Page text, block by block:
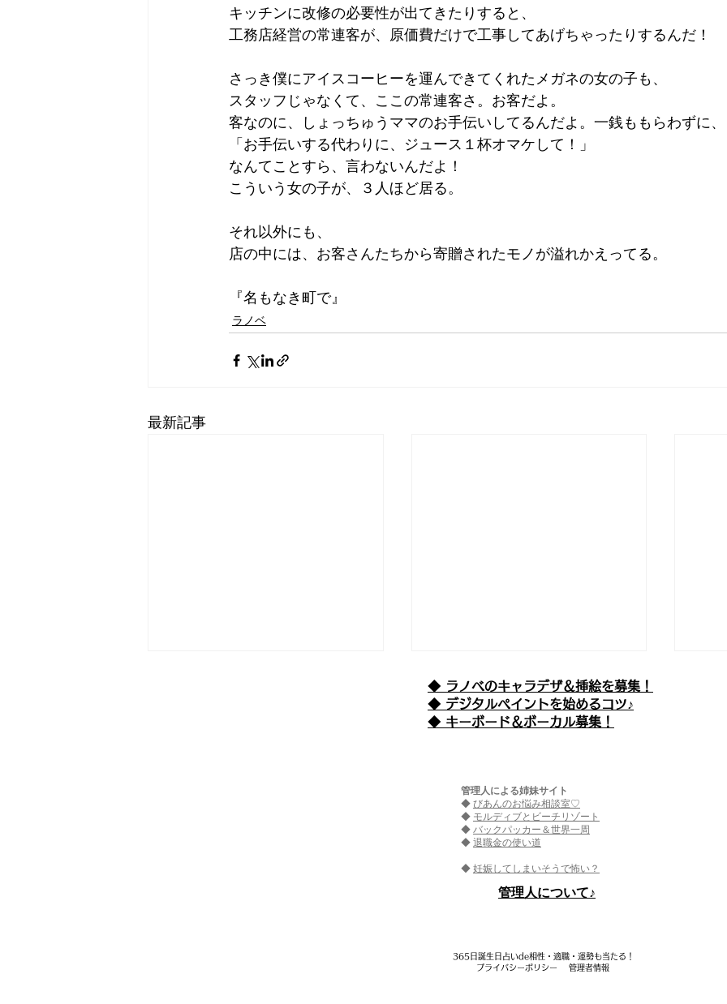
キッチンに改修の必要性が出てきたりすると、
工務店経営の常連客が、原価費だけで工事してあげちゃったりするんだ！
さっき僕にアイスコーヒーを運んできてくれたメガネの女の子も、
スタッフじゃなくて、ここの常連客さ。お客だよ。
客なのに、しょっちゅうママのお手伝いしてるんだよ。一銭ももらわずに
「お手伝いする代わりに、ジュース１杯オマケして！」
なんてことすら、言わないんだよ！
こういう女の子が、３人ほど居る。
それ以外にも、
店の中には、お客さんたちから寄贈されたモノが溢れかえってる。
『名もなき町で』
ラノベ
最新記事
えぴそーど９９ 『魔王が女
の子ってマジなの!?(仮) -も
の言わぬ革命者-』
◆ ラノベのキャラデザ＆挿絵を募集！
​◆ デジタルペイントを始めるコツ♪
◆ キーボード＆ボーカル募集！
管理人による姉妹サイト
◆ びあんのお悩み相談室♡
◆ モルディブとビーチリゾート
◆ バックパッカー＆世界一周
◆ 退職金の使い道
◆ 妊娠してしまいそうで怖い？
​管理人について♪
365日誕生日占いde相性・適職・​運勢も当たる！
プライバシーポリシー
管理者情報